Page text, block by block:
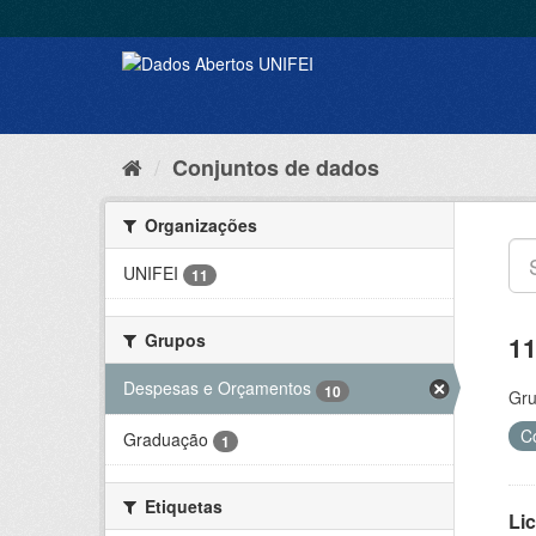
Conjuntos de dados
Organizações
UNIFEI
11
Grupos
Despesas e Orçamentos
10
Graduação 1
Etiquetas